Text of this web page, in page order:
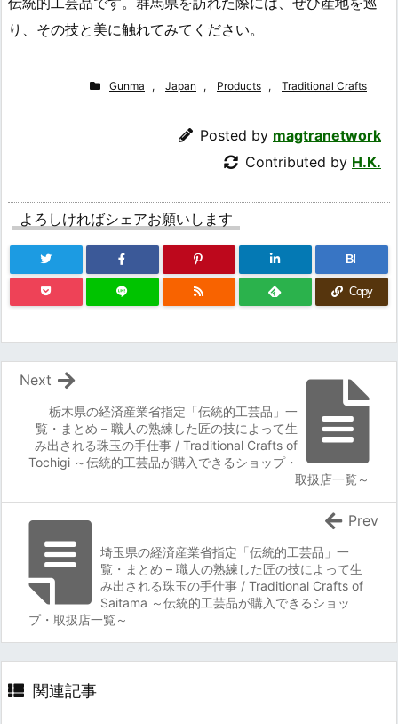
り、その技と美に触れてみてください。
Gunma , Japan , Products , Traditional Crafts
Posted by magtranetwork
Contributed by H.K.
よろしければシェアお願いします
B!
Copy
栃木県の経済産業省指定「伝統的工芸品」一
覧・まとめ – 職人の熟練した匠の技によって生
み出される珠玉の手仕事 / Traditional Crafts of
Tochigi ～伝統的工芸品が購入できるショップ・
取扱店一覧～
Next
埼玉県の経済産業省指定「伝統的工芸品」一
覧・まとめ – 職人の熟練した匠の技によって生
み出される珠玉の手仕事 / Traditional Crafts of
Saitama ～伝統的工芸品が購入できるショッ
プ・取扱店一覧～
Prev
関連記事